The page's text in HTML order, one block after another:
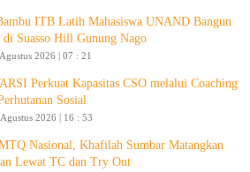
ITB Latih Mahasiswa UNAND Bangun
di Suasso Hill Gunung Nago
2026 | 07 : 21
Perkuat Kapasitas CSO melalui Coaching
Sosial
2026 | 16 : 53
Nasional, Khafilah Sumbar Matangkan
Lewat TC dan Try Out